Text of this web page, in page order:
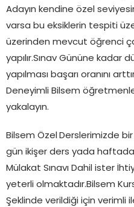
Adayın kendine özel
varsa bu eksiklerin tespiti
üzerinden mevcut öğrenci
yapılır.Sınav Gününe kadar
yapılması başarı oranını
Deneyimli Bilsem
yakalayın.
Bilsem Özel Derslerimizde
gün ikişer ders yada haftada
Mülakat Sınavı Dahil ister
yeterli olmaktadır.Bilsem
Şeklinde verildiği için verimli